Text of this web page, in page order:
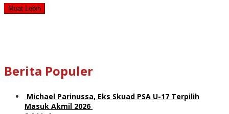
Muat Lebih
Berita Populer
Michael Parinussa, Eks Skuad PSA U-17 Terpilih
Masuk Akmil 2026